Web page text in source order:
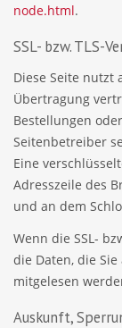
node.html.
SSL- bzw. TLS-
Diese Seite nutzt
Übertragung
Bestellungen
Seitenbetreiber
Eine
Adresszeile des
und an dem
Wenn die SSL-
die Daten, die
mitgelesen
Auskunft,